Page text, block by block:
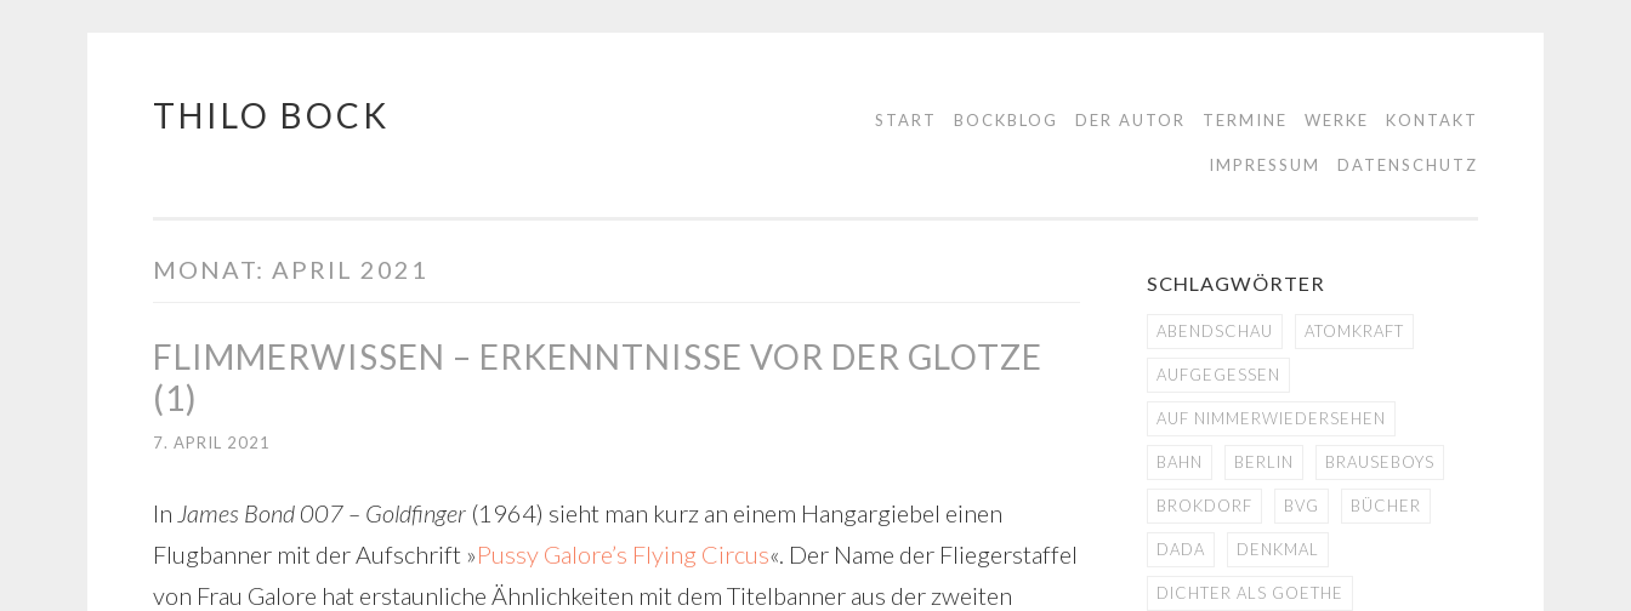
Springe
THILO BOCK START BOCKBLOG DER AUTOR TERMINE WERKE KONTAKT
IMPRESSUM DATENSCHUTZ
MONAT: APRIL 2021
FLIMMERWISSEN – ERKENNTNISSE VOR DER GLOTZE
(1)
7. APRIL 2021
In James Bond 007 – Goldfinger (1964) sieht man kurz an einem Hangargiebel einen
Flugbanner mit der Aufschrift »Pussy Galore’s Flying Circus«. Der Name der Fliegerstaffel
von Frau Galore hat erstaunliche Ähnlichkeiten mit dem Titelbanner aus der zweiten
SCHLAGWÖRTER
ABENDSCHAU ATOMKRAFT
AUFGEGESSEN
AUF NIMMERWIEDERSEHEN
BAHN BERLIN BRAUSEBOYS
BROKDORF BVG BÜCHER
DADA DENKMAL
DICHTER ALS GOETHE